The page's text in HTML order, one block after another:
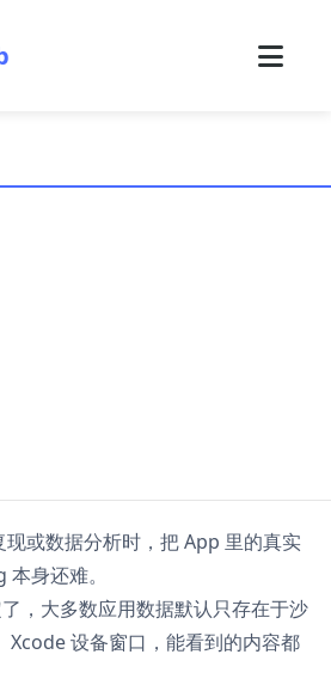
或数据分析时，把 App 里的真实
身还难。
，大多数应用数据默认只存在于沙
Xcode 设备窗口，能看到的内容都